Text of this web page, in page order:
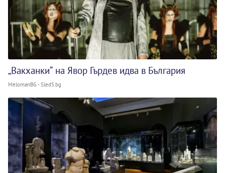
„Вакханки“ на Явор Гърдев идва в България
MelomanBG - Sled5.bg